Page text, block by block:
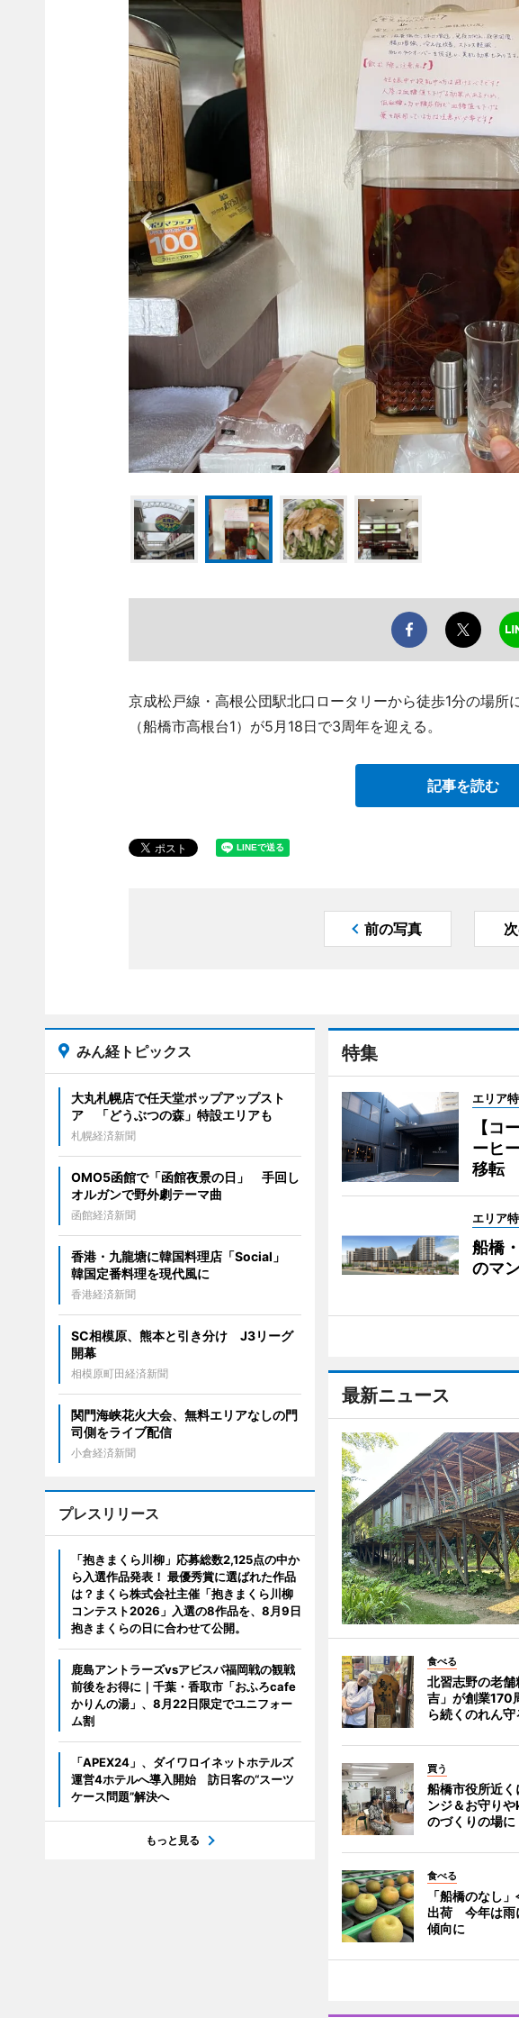
京成松戸線・高根公団駅北口ロータリーから徒歩1分の場所
（船橋市高根台1）が5月18日で3周年を迎える。
記事を読む
前の写真
特集
エリア
【コ
ーヒ
移転
エリア
船橋
のマ
最新ニュース
食べる
北習志野の老舗
吉」が創業
ら続くのれん守
買う
船橋市役所近く
ンジ＆お守り
のづくりの場に
食べる
「船橋のなし
出荷 今年は雨
傾向に
みん経トピックス
大丸札幌店で任天堂ポップアップスト
ア 「どうぶつの森」特設エリアも
札幌経済新聞
OMO5函館で「函館夜景の日」 手回し
オルガンで野外劇テーマ曲
函館経済新聞
香港・九龍塘に韓国料理店「Social」
韓国定番料理を現代風に
香港経済新聞
SC相模原、熊本と引き分け J3リーグ
開幕
相模原町田経済新聞
関門海峡花火大会、無料エリアなしの門
司側をライブ配信
小倉経済新聞
プレスリリース
「抱きまくら川柳」応募総数2,125点の中か
ら入選作品発表！ 最優秀賞に選ばれた作品
は？まくら株式会社主催「抱きまくら川柳
コンテスト2026」入選の8作品を、8月9日
抱きまくらの日に合わせて公開。
鹿島アントラーズvsアビスパ福岡戦の観戦
前後をお得に｜千葉・香取市「おふろcafe
かりんの湯」、8月22日限定でユニフォー
ム割
「APEX24」、ダイワロイネットホテルズ
運営4ホテルへ導入開始 訪日客の“スーツ
ケース問題”解決へ
もっと見る